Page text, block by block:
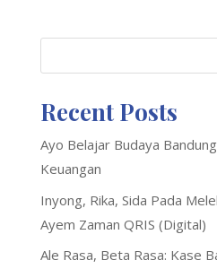
Recent Posts
Ayo Belajar Budaya
Keuangan
Inyong, Rika, Sida Pada
Ayem Zaman QRIS (Digital)
Ale Rasa, Beta Rasa: Kase